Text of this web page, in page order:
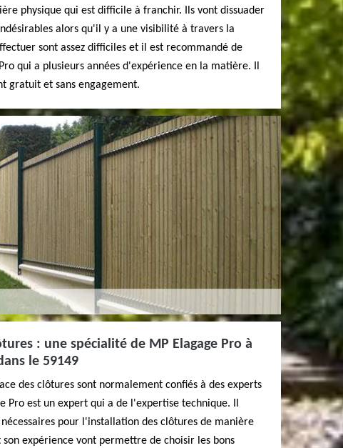
physique qui est difficile à franchir. Ils vont dissuader
alors qu'il y a une visibilité à travers la
sont assez difficiles et il est recommandé de
qui a plusieurs années d'expérience en la matière. Il
gratuit et sans engagement.
: une spécialité de MP Elagage Pro à
le 59149
des clôtures sont normalement confiés à des experts
Pro est un expert qui a de l'expertise technique. Il
nécessaires pour l'installation des clôtures de manière
expérience vont permettre de choisir les bons